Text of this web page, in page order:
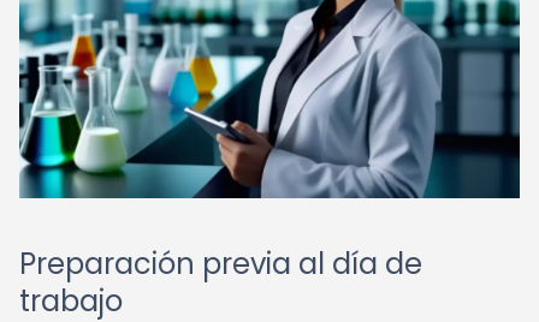
Preparación previa al día de
trabajo